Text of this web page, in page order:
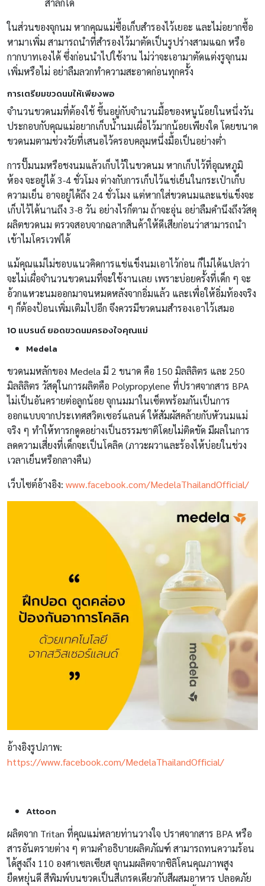
ในส่วนของจุกนม หากคุณแม่ซื้อเก็บสำรองไว้เยอะ และไม่อยากซื้อ
หามาเพิ่ม สามารถนำที่สำรองไว้มาตัดเป็นรูปร่างสามแฉก หรือ
กากบาทเองได้ ซึ่งก่อนนำไปใช้งาน ไม่ว่าจะเอามาตัดแต่งรูจุกนม
เพิ่มหรือไม่ อย่าลืมลวกทำความสะอาดก่อนทุกครั้ง
การเตรียมขวดนมให้เพียงพอ
จำนวนขวดนมที่ต้องใช้ ขึ้นอยู่กับจำนวนมื้อของหนูน้อยในหนึ่งวัน
ประกอบกับคุณแม่อยากเก็บน้ำนมเผื่อไว้มากน้อยเพียงใด โดยขนาด
ขวดนมตามช่วงวัยที่เสนอไว้ครอบคลุมหนึ่งมื้อเป็นอย่างต่ำ
การปั๊มนมหรือชงนมแล้วเก็บไว้ในขวดนม หากเก็บไว้ที่อุณหภูมิ
ห้อง จะอยู่ได้ 3-4 ชั่วโมง ต่างกับการเก็บไว้แช่เย็นในกระเป๋าเก็บ
ความเย็น อาจอยู่ได้ถึง 24 ชั่วโมง แต่หากใส่ขวดนมและแช่แข็งจะ
เก็บไว้ได้นานถึง 3-8 วัน อย่างไรก็ตาม ถ้าจะอุ่น อย่าลืมคำนึงถึงวัสดุ
ผลิตขวดนม ตรวจสอบจากฉลากสินค้าให้ดีเสียก่อนว่าสามารถนำ
เข้าไมโครเวฟได้
แม้คุณแม่ไม่ชอบแนวคิดการแช่แข็งนมเอาไว้ก่อน ก็ไม่ได้แปลว่า
จะไม่เผื่อจำนวนขวดนมที่จะใช้งานเลย เพราะบ่อยครั้งที่เด็ก ๆ จะ
อ้วกแหวะนมออกมาจนหมดหลังจากอิ่มแล้ว และเพื่อให้อิ่มท้องจริง
ๆ ก็ต้องป้อนเพิ่มเติมไปอีก จึงควรมีขวดนมสำรองเอาไว้เสมอ
10 แบรนด์ ยอดขวดนมครองใจคุณแม่
Medela
ขวดนมหลักของ Medela มี 2 ขนาด คือ 150 มิลลิลิตร และ 250
มิลลิลิตร วัสดุในการผลิตคือ Polypropylene ที่ปราศจากสาร BPA
ไม่เป็นอันครายต่อลูกน้อย จุกนมมาในเซ็ตพร้อมกันเป็นการ
ออกแบบจากประเทศสวิตเซอร์แลนด์ ให้สัมผัสคล้ายกับหัวนมแม่
จริง ๆ ทำให้ทารกดูดอย่างเป็นธรรมชาติโดยไม่ติดขัด มีผลในการ
ลดความเสี่ยงที่เด็กจะเป็นโคลิค (ภาวะผวาและร้องไห้บ่อยในช่วง
เวลาเย็นหรือกลางคืน)
เว็บไซต์อ้างอิง: www.facebook.com/MedelaThailandOfficial/
อ้างอิงรูปภาพ:
https://www.facebook.com/MedelaThailandOfficial/
Attoon
ผลิตจาก Tritan ที่คุณแม่หลายท่านวางใจ ปราศจากสาร BPA หรือ
สารอันตรายต่าง ๆ ตามคำอธิบายผลิตภัณฑ์ สามารถทนความร้อน
ได้สูงถึง 110 องศาเซลเซียส จุกนมผลิตจากซิลิโคนคุณภาพสูง
ยืดหยุ่นดี สีพิมพ์บนขวดเป็นสีเกรดเดียวกับสีผสมอาหาร ปลอดภัย